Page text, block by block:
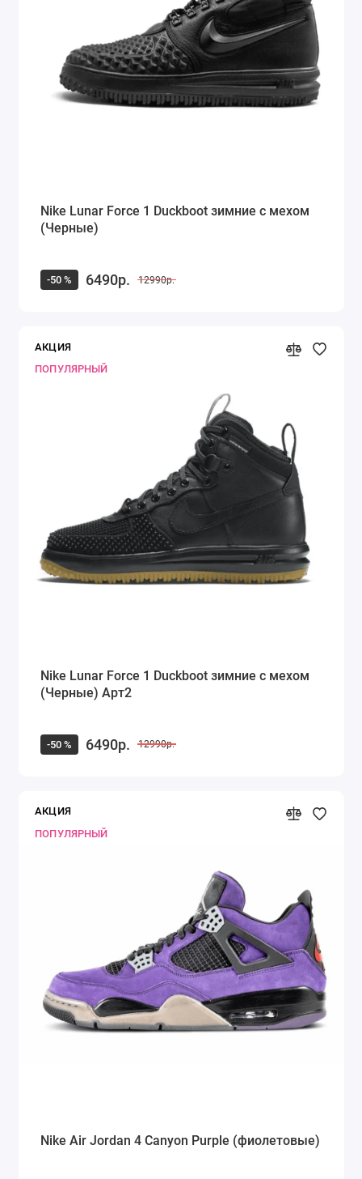
Кроссовки Puma
Кроссовки Fila
Ugg Australia
Куртка Canada Goose
Nike Lunar Force 1 Duckboot зимние с мехом
(Черные)
-50 % 6490р. 12990р.
АКЦИЯ
ПОПУЛЯРНЫЙ
Nike Lunar Force 1 Duckboot зимние с мехом
(Черные) Арт2
-50 % 6490р. 12990р.
АКЦИЯ
ПОПУЛЯРНЫЙ
Nike Air Jordan 4 Canyon Purple (фиолетовые)